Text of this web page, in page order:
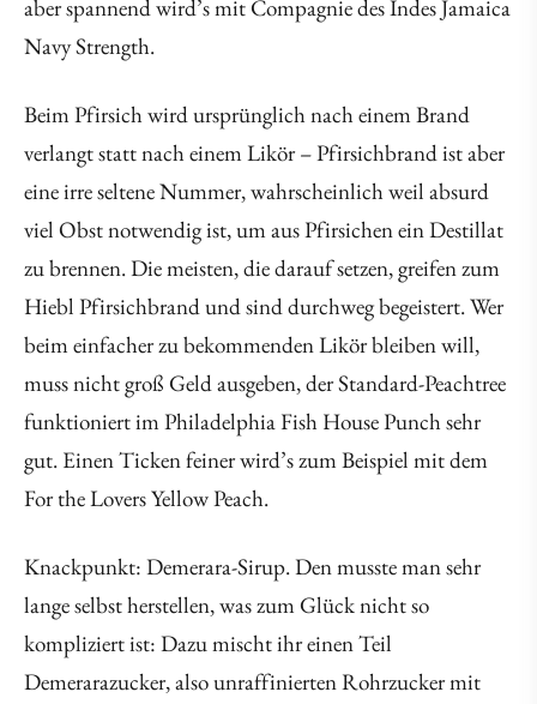
aber spannend wird’s mit Compagnie des Indes Jamaica
Navy Strength.
Beim Pfirsich wird ursprünglich nach einem Brand
verlangt statt nach einem Likör – Pfirsichbrand ist aber
eine irre seltene Nummer, wahrscheinlich weil absurd
viel Obst notwendig ist, um aus Pfirsichen ein Destillat
zu brennen. Die meisten, die darauf setzen, greifen zum
Hiebl Pfirsichbrand und sind durchweg begeistert. Wer
beim einfacher zu bekommenden Likör bleiben will,
muss nicht groß Geld ausgeben, der Standard-Peachtree
funktioniert im Philadelphia Fish House Punch sehr
gut. Einen Ticken feiner wird’s zum Beispiel mit dem
For the Lovers Yellow Peach.
Knackpunkt: Demerara-Sirup. Den musste man sehr
lange selbst herstellen, was zum Glück nicht so
kompliziert ist: Dazu mischt ihr einen Teil
Demerarazucker, also unraffinierten Rohrzucker mit